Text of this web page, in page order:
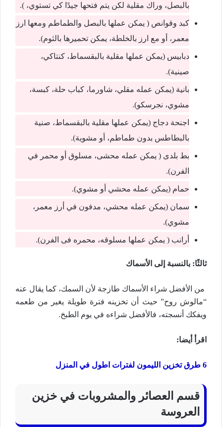
بالبصل، وراك مقلية لكن يتم فتحها جيدًا كي تستوي، ).
كبد وقوانص ( يمكن عملها بالبصل والطماطم ومعها ارز
معمر، أو مع ارز بالخلطة، يمكن تحميرها بالثوم).
دبابيس (يمكن عملها مقلية بالبقسماط، كنتاكي،
صينية).
بانية (يمكن عمله مقلي، شاورما، كباب حلة، كبسة،
مشوي، نجرسكو).
اجنحة دجاج (يمكن عملها مقلية بالبقسماط، صنية
بالبطاطس بدون طماطم، أو مشوية).
بط بلدى ( يمكن عمله محشى، مسلوق أو محمر في
الفرن).
حمام (يمكن عمله محشي أو مشوي).
سمان (يمكن عمله محشي، مدفون في أرز معمر،
مشوي).
أرانب ( يمكن عملها مسلوقه، محمره فى الفرن).
ثالثًا: بالنسبة إلى الأسماك
من الأفضل شراء الأسماك طازجة لأن السمك، كما يقال عنه
“مالوش روح” حيث أن تخزينه فترة طويلة يغير من طعمه
ويفكك أنسجته، فالأفضل شراءه في يوم الطبخ.
اقرأ أيضا:
6 طرق تخزين الليمون لفترات اطول في المنزل
قسم العصائر والمشروبات في خزين
العروسة